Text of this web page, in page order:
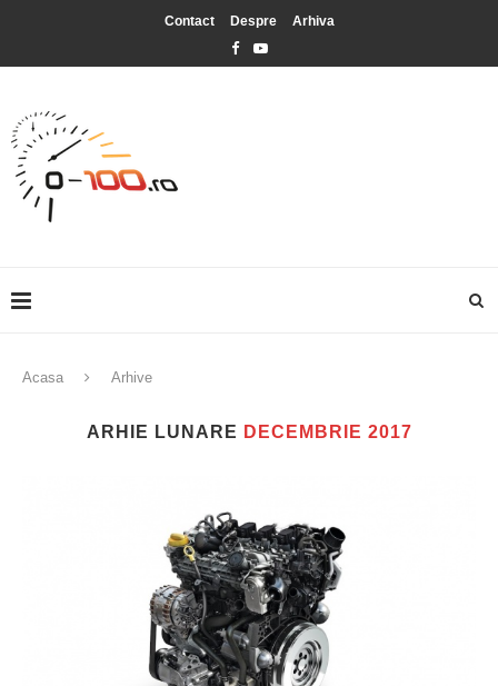
Contact Despre Arhiva
Acasa Arhive
ARHIE LUNARE DECEMBRIE 2017